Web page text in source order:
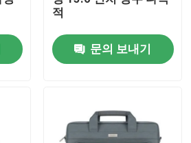
적
문의 보내기